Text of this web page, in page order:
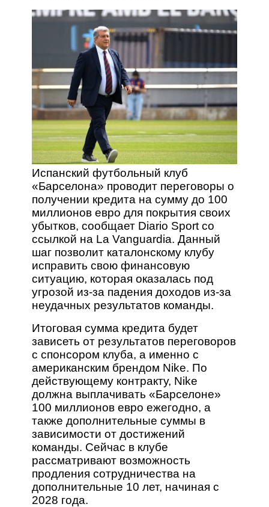
Испанский футбольный клуб
«Барселона» проводит переговоры о
получении кредита на сумму до 100
миллионов евро для покрытия своих
убытков, сообщает Diario Sport со
ссылкой на La Vanguardia. Данный
шаг позволит каталонскому клубу
исправить свою финансовую
ситуацию, которая оказалась под
угрозой из-за падения доходов из-за
неудачных результатов команды.
Итоговая сумма кредита будет
зависеть от результатов переговоров
с спонсором клуба, а именно с
американским брендом Nike. По
действующему контракту, Nike
должна выплачивать «Барселоне»
100 миллионов евро ежегодно, а
также дополнительные суммы в
зависимости от достижений
команды. Сейчас в клубе
рассматривают возможность
продления сотрудничества на
дополнительные 10 лет, начиная с
2028 года.